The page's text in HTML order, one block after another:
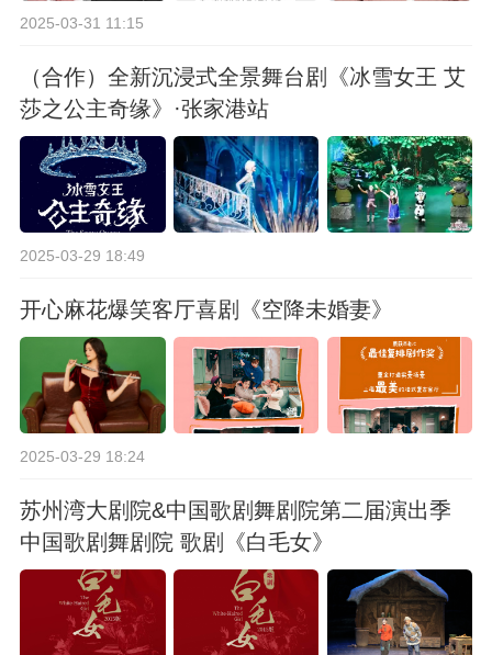
2025-03-31 11:15
（合作）全新沉浸式全景舞台剧《冰雪女王 艾
莎之公主奇缘》·张家港站
2025-03-29 18:49
开心麻花爆笑客厅喜剧《空降未婚妻》
2025-03-29 18:24
苏州湾大剧院&中国歌剧舞剧院第二届演出季
中国歌剧舞剧院 歌剧《白毛女》